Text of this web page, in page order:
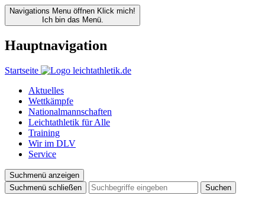
Navigations Menu öffnen Klick mich!
Ich bin das Menü.
Hauptnavigation
Startseite
Aktuelles
Wettkämpfe
Nationalmannschaften
Leichtathletik für Alle
Training
Wir im DLV
Service
Suchmenü anzeigen
Suchmenü schließen
Suchen